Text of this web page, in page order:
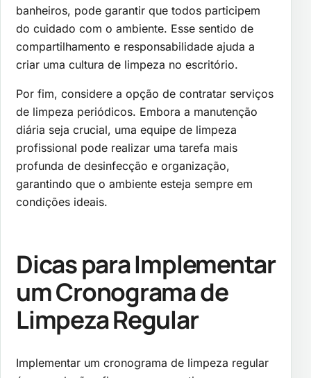
banheiros, pode garantir que todos participem
do cuidado com o ambiente. Esse sentido de
compartilhamento e responsabilidade ajuda a
criar uma cultura de limpeza no escritório.
Por fim, considere a opção de contratar serviços
de limpeza periódicos. Embora a manutenção
diária seja crucial, uma equipe de limpeza
profissional pode realizar uma tarefa mais
profunda de desinfecção e organização,
garantindo que o ambiente esteja sempre em
condições ideais.
Dicas para Implementar
um Cronograma de
Limpeza Regular
Implementar um cronograma de limpeza regular